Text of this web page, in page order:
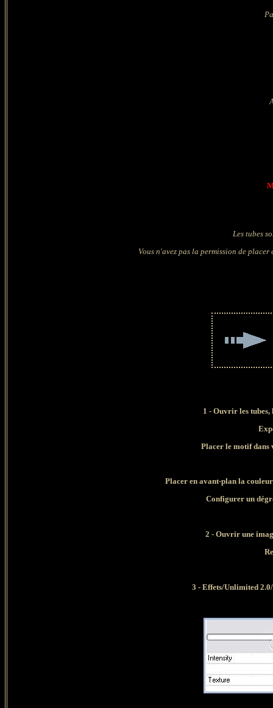
Les tubes
Vous n'avez pas la permission de
1 - Ouvrir les
Placer le motif dans
Placer en avant-plan la
Configurer un
2 - Ouvrir une
3 - Effets/Unlimited